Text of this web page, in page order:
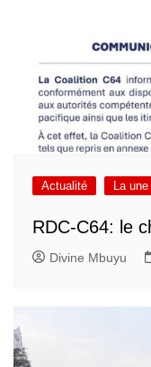
Actualité La une
RDC-C64: le
Divine Mbuyu